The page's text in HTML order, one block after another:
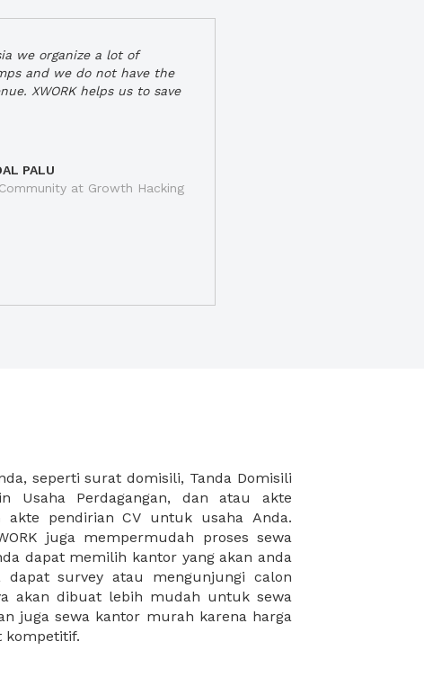
we organize a lot of
and we do not have the
XWORK helps us to save
PALU
at Growth Hacking
kompetitif.